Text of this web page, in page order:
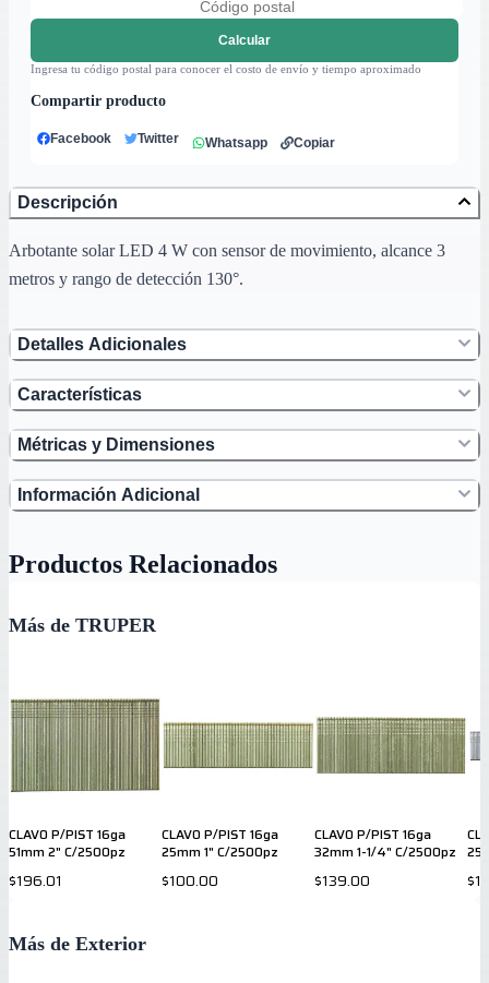
Calcular
Ingresa tu código postal para conocer el costo de envío y tiempo aproximado
Compartir producto
Facebook Twitter Whatsapp Copiar
Descripción
Arbotante solar LED 4 W con sensor de movimiento, alcance 3
metros y rango de detección 130°.
Detalles Adicionales
Características
Métricas y Dimensiones
Información Adicional
Productos Relacionados
Más de TRUPER
CLAVO P/PIST 16ga
51mm 2" C/2500pz
$196.01
CLAVO P/PIST 16ga
25mm 1" C/2500pz
$100.00
CLAVO P/PIST 16ga
32mm 1-1/4" C/2500pz
$139.00
Más de Exterior